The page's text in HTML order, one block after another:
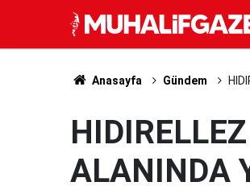
Anasayfa Gündem
ALANINDA